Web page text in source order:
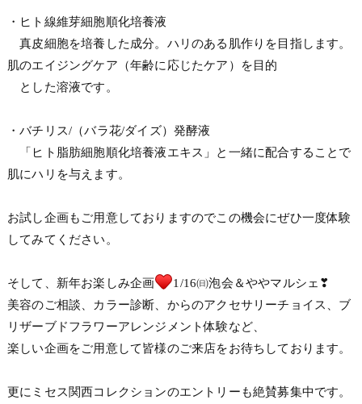
・ヒト線維芽細胞順化培養液
真皮細胞を培養した成分。ハリのある肌作りを目指します。
肌のエイジングケア（年齢に応じたケア）を目的
とした溶液です。
・バチリス/（バラ花/ダイズ）発酵液
「ヒト脂肪細胞順化培養液エキス」と一緒に配合することで
肌にハリを与えます。
お試し企画もご用意しておりますのでこの機会にぜひ一度体験
してみてください。
そして、新年お楽しみ企画
1/16㈰泡会＆ややマルシェ❣
美容のご相談、カラー診断、からのアクセサリーチョイス、ブ
リザーブドフラワーアレンジメント体験など、
楽しい企画をご用意して皆様のご来店をお待ちしております。
更にミセス関西コレクションのエントリーも絶賛募集中です。